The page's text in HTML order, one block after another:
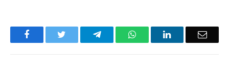
Facebook TelegramWhatsAppLinkedIn Email